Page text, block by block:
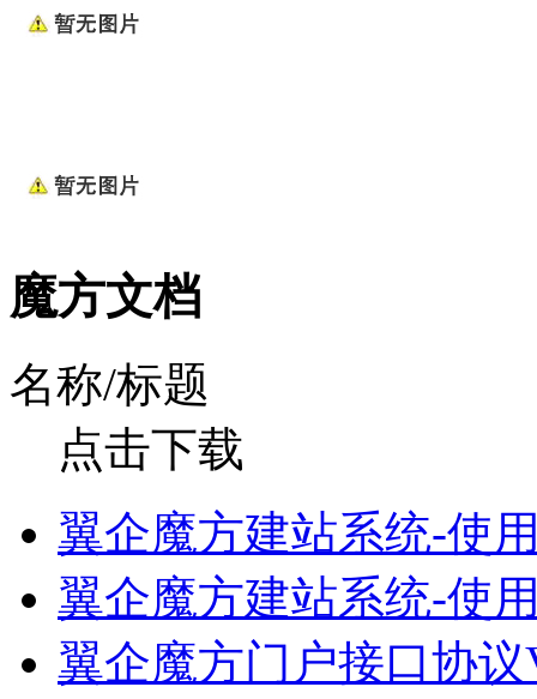
魔方文档
名称/标题
点击下载
翼企魔方建站系统-使
翼企魔方建站系统-使
翼企魔方门户接口协议